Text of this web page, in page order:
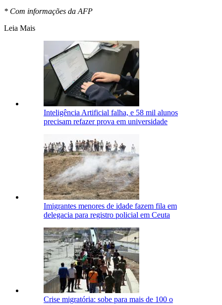
* Com informações da AFP
Leia Mais
Inteligência Artificial falha, e 58 mil alunos
precisam refazer prova em universidade
Imigrantes menores de idade fazem fila em
delegacia para registro policial em Ceuta
Crise migratória: sobe para mais de 100 o